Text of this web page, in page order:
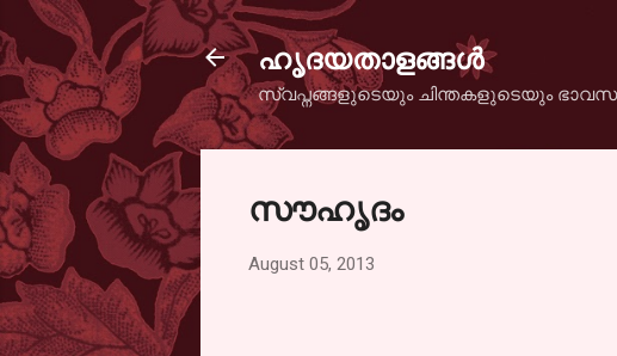
ഹൃദയതാളങ്ങള്‍
സ്വപ്നങ്ങളുടെയും ചിന്തകളുടെയും
സൗഹൃദം
August 05, 2013